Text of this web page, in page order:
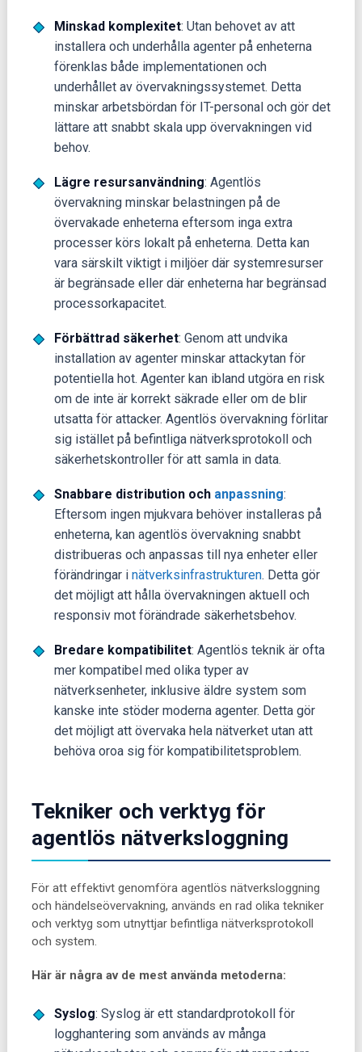
Minskad komplexitet: Utan behovet av att
installera och underhålla agenter på enheterna
förenklas både implementationen och
underhållet av övervakningssystemet. Detta
minskar arbetsbördan för IT-personal och gör det
lättare att snabbt skala upp övervakningen vid
behov.
Lägre resursanvändning: Agentlös
övervakning minskar belastningen på de
övervakade enheterna eftersom inga extra
processer körs lokalt på enheterna. Detta kan
vara särskilt viktigt i miljöer där systemresurser
är begränsade eller där enheterna har begränsad
processorkapacitet.
Förbättrad säkerhet: Genom att undvika
installation av agenter minskar attackytan för
potentiella hot. Agenter kan ibland utgöra en risk
om de inte är korrekt säkrade eller om de blir
utsatta för attacker. Agentlös övervakning förlitar
sig istället på befintliga nätverksprotokoll och
säkerhetskontroller för att samla in data.
Snabbare distribution och anpassning:
Eftersom ingen mjukvara behöver installeras på
enheterna, kan agentlös övervakning snabbt
distribueras och anpassas till nya enheter eller
förändringar i nätverksinfrastrukturen. Detta gör
det möjligt att hålla övervakningen aktuell och
responsiv mot förändrade säkerhetsbehov.
Bredare kompatibilitet: Agentlös teknik är ofta
mer kompatibel med olika typer av
nätverksenheter, inklusive äldre system som
kanske inte stöder moderna agenter. Detta gör
det möjligt att övervaka hela nätverket utan att
behöva oroa sig för kompatibilitetsproblem.
Tekniker och verktyg för
agentlös nätverksloggning
För att effektivt genomföra agentlös nätverksloggning
och händelseövervakning, används en rad olika tekniker
och verktyg som utnyttjar befintliga nätverksprotokoll
och system.
Här är några av de mest använda metoderna:
Syslog: Syslog är ett standardprotokoll för
logghantering som används av många